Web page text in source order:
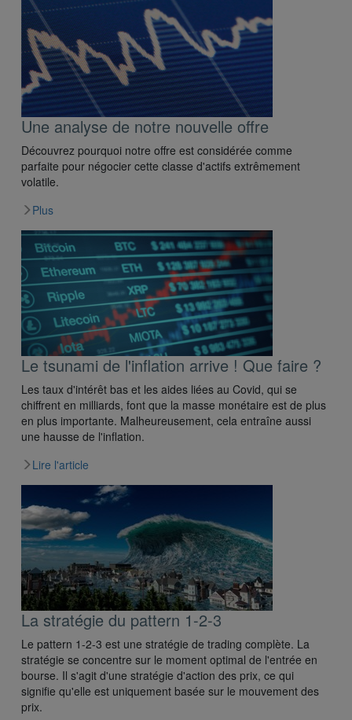
Une analyse de notre nouvelle offre
Découvrez pourquoi notre offre est considérée comme
parfaite pour négocier cette classe d'actifs extrêmement
volatile.
Plus
Le tsunami de l'inflation arrive ! Que faire ?
Les taux d'intérêt bas et les aides liées au Covid, qui se
chiffrent en milliards, font que la masse monétaire est de plus
en plus importante. Malheureusement, cela entraîne aussi
une hausse de l'inflation.
Lire l'article
La stratégie du pattern 1-2-3
Le pattern 1-2-3 est une stratégie de trading complète. La
stratégie se concentre sur le moment optimal de l'entrée en
bourse. Il s'agit d'une stratégie d'action des prix, ce qui
signifie qu'elle est uniquement basée sur le mouvement des
prix.